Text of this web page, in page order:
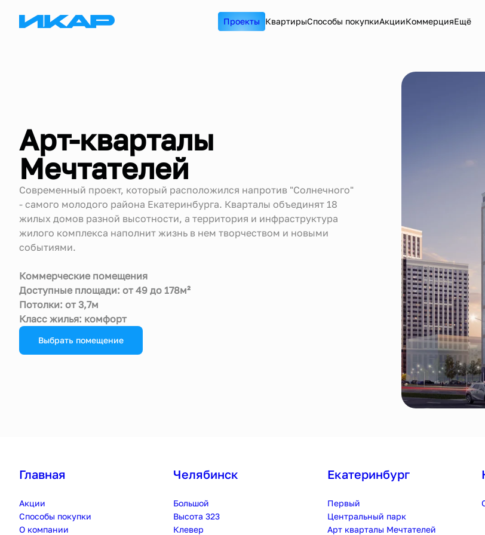
Проекты КвартирыСпособы покупкиАкцииКоммерцияЕщё
Арт-кварталы
Мечтателей
Современный проект, который расположился напротив "Солнечного"
- самого молодого района Екатеринбурга. Кварталы объединят 18
жилых домов разной высотности, а территория и инфраструктура
жилого комплекса наполнит жизнь в нем творчеством и новыми
событиями.
Коммерческие помещения
Доступные площади: от 49 до 178м²
Потолки: от 3,7м
Класс жилья: комфорт
Выбрать помещение
Главная
Акции
Способы покупки
О компании
Челябинск
Большой
Высота 323
Клевер
Екатеринбург
Первый
Центральный парк
Арт кварталы Мечтателей